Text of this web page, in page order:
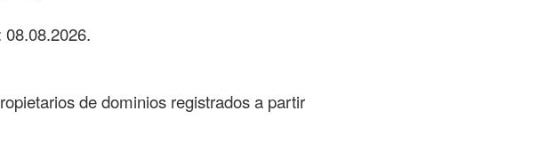
de dominios registrados a partir